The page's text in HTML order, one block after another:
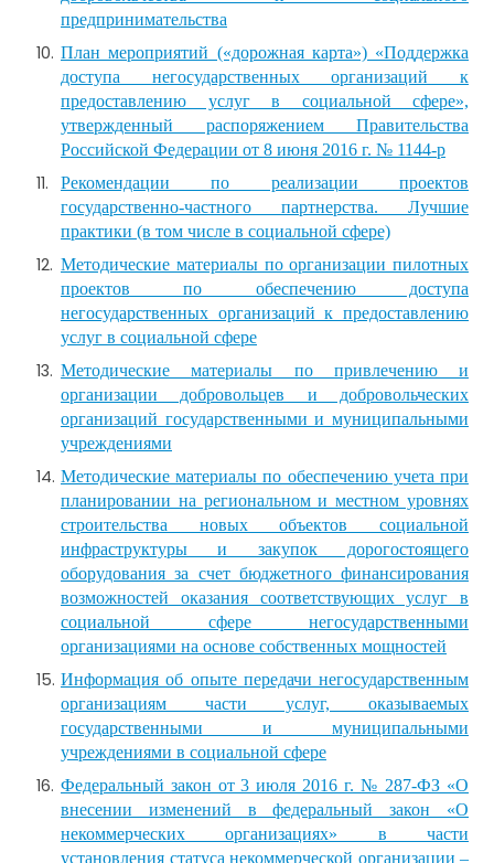
предпринимательства
План мероприятий («дорожная карта») «Поддержка
доступа негосударственных организаций к
предоставлению услуг в социальной сфере»,
утвержденный распоряжением Правительства
Российской Федерации от 8 июня 2016 г. № 1144-р
Рекомендации по реализации проектов
государственно-частного партнерства. Лучшие
практики (в том числе в социальной сфере)
Методические материалы по организации пилотных
проектов по обеспечению доступа
негосударственных организаций к предоставлению
услуг в социальной сфере
Методические материалы по привлечению и
организации добровольцев и добровольческих
организаций государственными и муниципальными
учреждениями
Методические материалы по обеспечению учета при
планировании на региональном и местном уровнях
строительства новых объектов социальной
инфраструктуры и закупок дорогостоящего
оборудования за счет бюджетного финансирования
возможностей оказания соответствующих услуг в
социальной сфере негосударственными
организациями на основе собственных мощностей
Информация об опыте передачи негосударственным
организациям части услуг, оказываемых
государственными и муниципальными
учреждениями в социальной сфере
Федеральный закон от 3 июля 2016 г. № 287-ФЗ «О
внесении изменений в федеральный закон «О
некоммерческих организациях» в части
установления статуса некоммерческой организации –